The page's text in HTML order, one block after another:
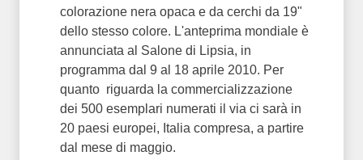
colorazione nera opaca e da cerchi da 19"
dello stesso colore. L'anteprima mondiale è
annunciata al Salone di Lipsia, in
programma dal 9 al 18 aprile 2010. Per
quanto riguarda la commercializzazione
dei 500 esemplari numerati il via ci sarà in
20 paesi europei, Italia compresa, a partire
dal mese di maggio.